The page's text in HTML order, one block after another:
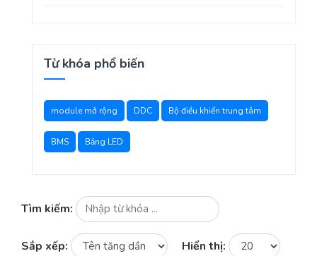
Từ khóa phổ biến
module mở rộng DDC Bộ điều khiển trung tâm
BMS Bảng LED
Tìm kiếm:
Sắp xếp: Hiển thị: